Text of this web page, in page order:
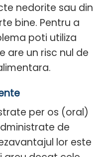
nedorite sau din
bine. Pentru a
poti utiliza
are un risc nul de
per os (oral)
de
lor este